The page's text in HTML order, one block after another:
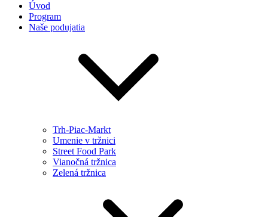
Úvod
Program
Naše podujatia
Trh-Piac-Markt
Umenie v tržnici
Street Food Park
Vianočná tržnica
Zelená tržnica